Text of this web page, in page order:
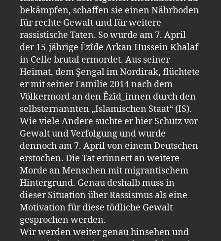
bekämpfen, schaffen sie einen Nährboden
für rechte Gewalt und für weitere
rassistische Taten. So wurde am 7. April
der 15-jährige Êzîde Arkan Hussein Khalaf
in Celle brutal ermordet. Aus seiner
Heimat, dem Şengal im Nordirak, flüchtete
er mit seiner Familie 2014 nach dem
Völkermord an den Êzîd_innen durch den
selbsternannten „Islamischen Staat“ (IS).
Wie viele Andere suchte er hier Schutz vor
Gewalt und Verfolgung und wurde
dennoch am 7. April von einem Deutschen
erstochen. Die Tat erinnert an weitere
Morde an Menschen mit migrantischem
Hintergrund. Genau deshalb muss in
dieser Situation über Rassismus als eine
Motivation für diese tödliche Gewalt
gesprochen werden.
Wir werden weiter genau hinsehen und